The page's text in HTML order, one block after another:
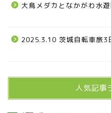
大鳥メダカとなかがわ水
2025.3.10 茨城自転車旅3
人気記事